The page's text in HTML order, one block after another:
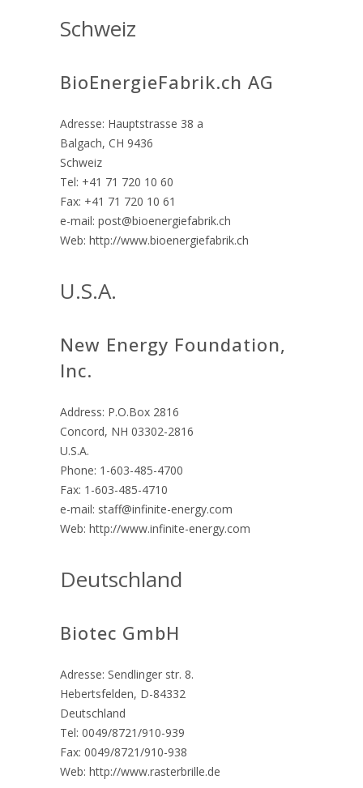
Schweiz
BioEnergieFabrik.ch AG
Adresse: Hauptstrasse 38 a
Balgach, CH 9436
Schweiz
Tel: +41 71 720 10 60
Fax: +41 71 720 10 61
e-mail: post@bioenergiefabrik.ch
Web: http://www.bioenergiefabrik.ch
U.S.A.
New Energy Foundation,
Inc.
Address: P.O.Box 2816
Concord, NH 03302-2816
U.S.A.
Phone: 1-603-485-4700
Fax: 1-603-485-4710
e-mail: staff@infinite-energy.com
Web: http://www.infinite-energy.com
Deutschland
Biotec GmbH
Adresse: Sendlinger str. 8.
Hebertsfelden, D-84332
Deutschland
Tel: 0049/8721/910-939
Fax: 0049/8721/910-938
Web: http://www.rasterbrille.de